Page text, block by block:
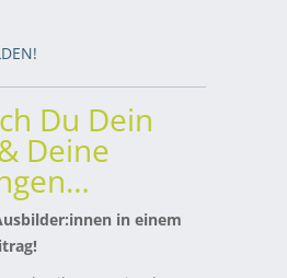
Du Dein
Deine
in einem